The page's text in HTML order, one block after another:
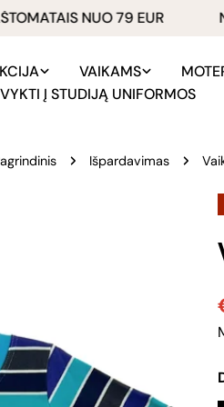
NUO 79 EUR
VAIKAMS
Į STUDIJĄ UNIFORMOS
Išpardavimas